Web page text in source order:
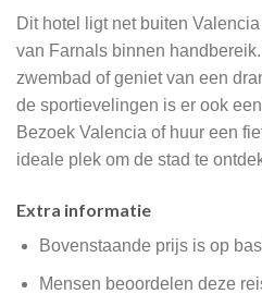
Dit hotel ligt net buiten
van Farnals binnen
zwembad of geniet van een
de sportievelingen is er ook
Bezoek Valencia of huur een
ideale plek om de stad te
Extra informatie
Bovenstaande prijs is op
Mensen beoordelen deze